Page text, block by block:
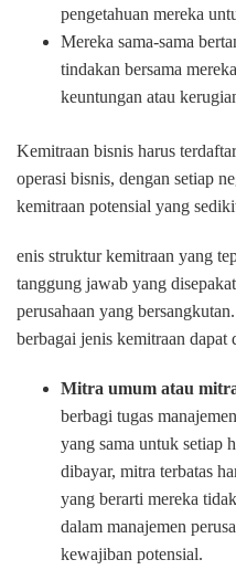
pengetahuan mereka
Mereka sama-sama
tindakan bersama
keuntungan atau
Kemitraan bisnis harus
operasi bisnis, dengan setiap
kemitraan potensial yang
enis struktur kemitraan yang
tanggung jawab yang
perusahaan yang
berbagai jenis kemitraan dapat
Mitra umum atau
berbagi tugas
yang sama untuk setiap
dibayar, mitra terbatas
yang berarti mereka
dalam manajemen
kewajiban potensial.